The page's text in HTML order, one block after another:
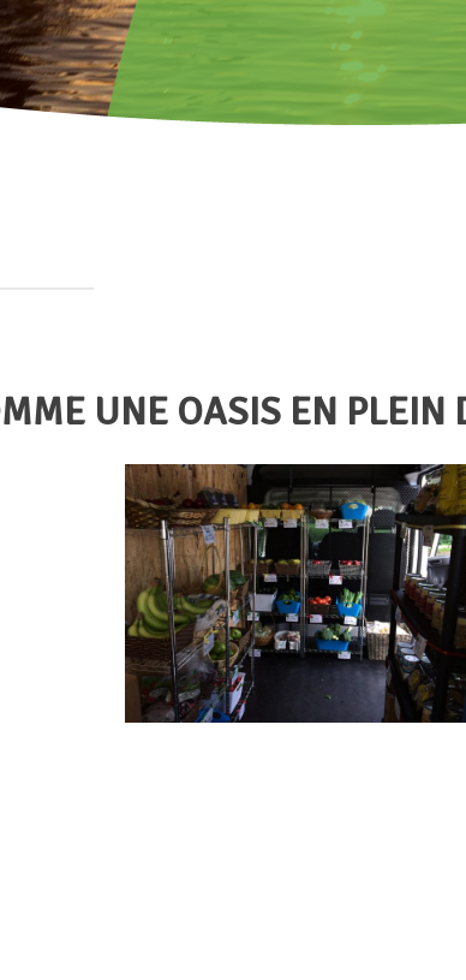
UNE OASIS EN PLEIN